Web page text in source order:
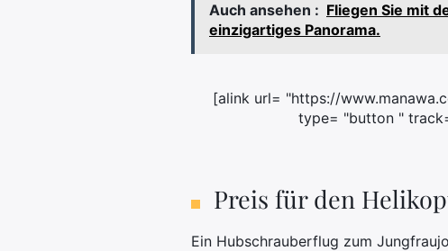
Auch ansehen : Fliegen Sie mit
einzigartiges Panorama.
[alink url= "https://
type= "button "
Preis für den
Ein Hubschrauberflug zum